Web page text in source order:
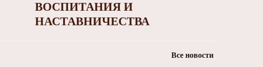
ВОСПИТАНИЯ И
НАСТАВНИЧЕСТВА
Все новости